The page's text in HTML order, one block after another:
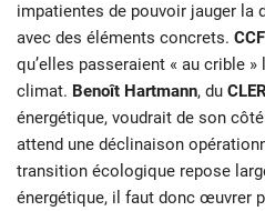
impatientes de pouvoir jauger la
avec des éléments concrets.
qu’elles passeraient « au crible
climat. Benoît Hartmann, du
énergétique, voudrait de son
attend une déclinaison
transition écologique repose
énergétique, il faut donc œuvrer